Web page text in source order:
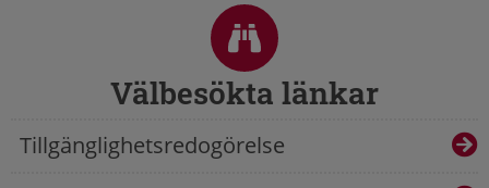
Välbesökta länkar
Tillgänglighetsredogörelse